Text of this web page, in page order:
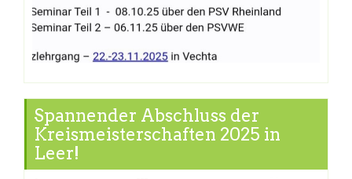
Spannender Abschluss der
Kreismeisterschaften 2025 in
Leer!